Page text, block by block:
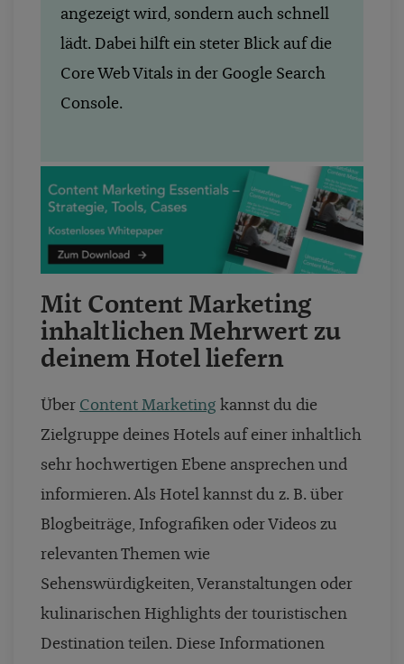
angezeigt wird, sondern auch schnell
lädt. Dabei hilft ein steter Blick auf die
Core Web Vitals in der Google Search
Console.
Mit Content Marketing
inhaltlichen Mehrwert zu
deinem Hotel liefern
Über Content Marketing kannst du die
Zielgruppe deines Hotels auf einer inhaltlich
sehr hochwertigen Ebene ansprechen und
informieren. Als Hotel kannst du z. B. über
Blogbeiträge, Infografiken oder Videos zu
relevanten Themen wie
Sehenswürdigkeiten, Veranstaltungen oder
kulinarischen Highlights der touristischen
Destination teilen. Diese Informationen